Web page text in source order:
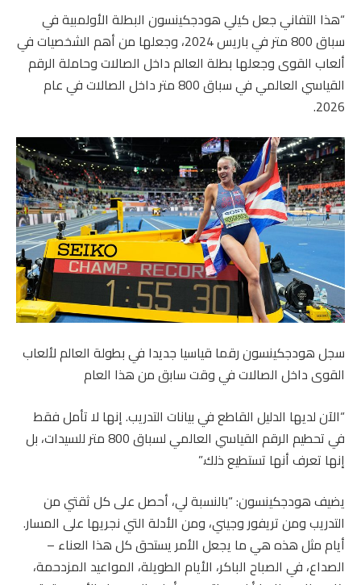
“هذا التفاني جعل كيلي هودجكينسون البطلة الأولمبية في
سباق 800 متر في باريس 2024، وجعلها من أهم الشخصيات في
ألعاب القوى وجعلها بطلة العالم داخل الصالات وحاملة الرقم
القياسي العالمي في سباق 800 متر داخل الصالات في عام
2026.
سجل هودجكينسون رقما قياسيا جديدا في بطولة العالم لألعاب
القوى داخل الصالات في وقت سابق من هذا العام
“الآن لديها الدليل القاطع في بيانات التدريب. إنها لا تأمل فقط
في تحطيم الرقم القياسي العالمي لسباق 800 متر للسيدات، بل
إنها تعرف أنها تستطيع ذلك.”
يضيف هودجكينسون: “بالنسبة لي، أحصل على كل ثقتي من
التدريب ومن تريفور وجيني، ومن الأدلة التي نجريها على المسار.
أيام مثل هذه هي ما يجعل الأمر يستحق كل هذا العناء –
الصداع، في الصباح الباكر، الأيام الطويلة، المواعيد المزدحمة،